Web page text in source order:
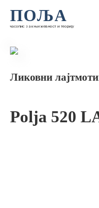
ПОЉА
часопис за књижевност и теорију
Ликовни
Polja 520